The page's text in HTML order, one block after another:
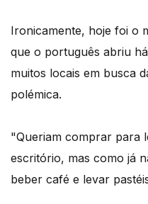
Ironicamente, hoje foi o
que o português abriu
muitos locais em busca
polémica.
"Queriam comprar para
escritório, mas como já
beber café e levar